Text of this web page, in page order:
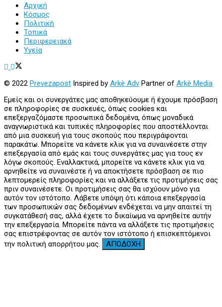
Αρχική
Κόσμος
Πολιτική
Τοπικά
Περιφερειακά
Υγεία
© 2022 Prevezapost Inspired by Arkè Adv Partner of Arkè Media
Εμείς και οι συνεργάτες μας αποθηκεύουμε ή έχουμε πρόσβαση
σε πληροφορίες σε συσκευές, όπως cookies και
επεξεργαζόμαστε προσωπικά δεδομένα, όπως μοναδικά
αναγνωριστικά και τυπικές πληροφορίες που αποστέλλονται
από μια συσκευή για τους σκοπούς που περιγράφονται
παρακάτω. Μπορείτε να κάνετε κλικ για να συναινέσετε στην
επεξεργασία από εμάς και τους συνεργάτες μας για τους εν
λόγω σκοπούς. Εναλλακτικά, μπορείτε να κάνετε κλικ για να
αρνηθείτε να συναινέστε ή να αποκτήσετε πρόσβαση σε πιο
λεπτομερείς πληροφορίες και να αλλάξετε τις προτιμήσεις σας
πριν συναινέσετε. Οι προτιμήσεις σας θα ισχύουν μόνο για
αυτόν τον ιστότοπο. Λάβετε υπόψη ότι κάποια επεξεργασία
των προσωπικών σας δεδομένων ενδέχεται να μην απαιτεί τη
συγκατάθεσή σας, αλλά έχετε το δικαίωμα να αρνηθείτε αυτήν
την επεξεργασία. Μπορείτε πάντα να αλλάξετε τις προτιμήσεις
σας επιστρέφοντας σε αυτόν τον ιστότοπο ή επισκεπτόμενοι
την πολιτική απορρήτου μας.
ΑΠΟΔΟΧΗ